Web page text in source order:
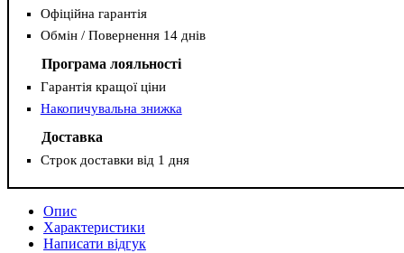
Офіційна гарантія
Обмін / Повернення 14 днів
Програма лояльності
Гарантія кращої ціни
Накопичувальна знижка
Доставка
Строк доставки від 1 дня
Опис
Характеристики
Написати відгук